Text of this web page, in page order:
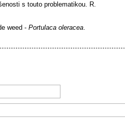
s touto problematikou. R.
weed - Portulaca oleracea.